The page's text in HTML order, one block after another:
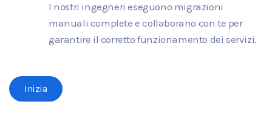
I nostri ingegneri eseguono migrazioni
manuali complete e collaborano con te per
garantire il corretto funzionamento dei servizi.
Inizia